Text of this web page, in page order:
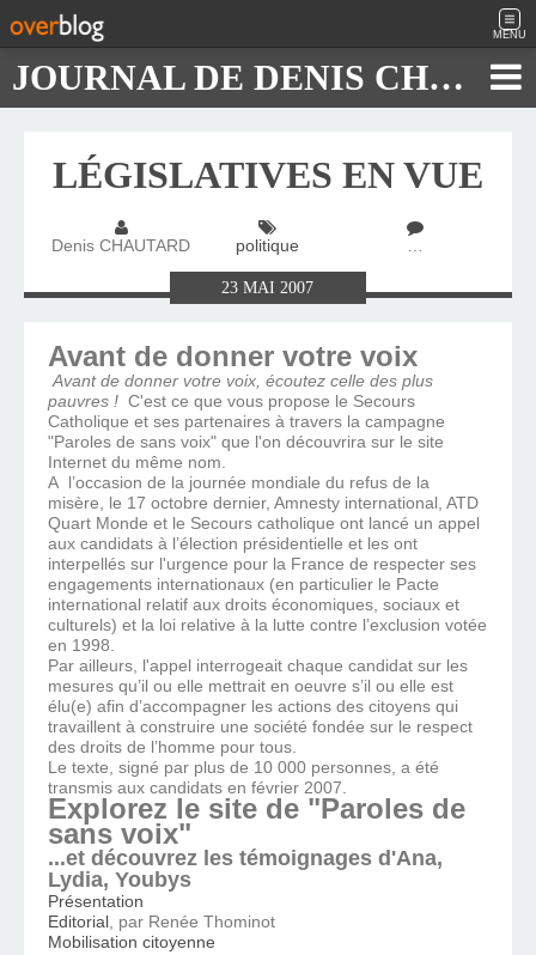
MENU
JOURNAL DE DENIS CHAUTARD
LÉGISLATIVES EN VUE
Denis CHAUTARD politique …
23MAI2007
Avant de donner votre voix
Avant de donner votre voix, écoutez celle des plus
pauvres ! C'est ce que vous propose le Secours
Catholique et ses partenaires à travers la campagne
"Paroles de sans voix" que l'on découvrira sur le site
Internet du même nom.
A l’occasion de la journée mondiale du refus de la
misère, le 17 octobre dernier, Amnesty international, ATD
Quart Monde et le Secours catholique ont lancé un appel
aux candidats à l’élection présidentielle et les ont
interpellés sur l'urgence pour la France de respecter ses
engagements internationaux (en particulier le Pacte
international relatif aux droits économiques, sociaux et
culturels) et la loi relative à la lutte contre l’exclusion votée
en 1998.
Par ailleurs, l'appel interrogeait chaque candidat sur les
mesures qu’il ou elle mettrait en oeuvre s’il ou elle est
élu(e) afin d’accompagner les actions des citoyens qui
travaillent à construire une société fondée sur le respect
des droits de l’homme pour tous.
Le texte, signé par plus de 10 000 personnes, a été
transmis aux candidats en février 2007.
Explorez le site de "Paroles de
sans voix"
...et découvrez les témoignages d'Ana,
Lydia, Youbys
Présentation
Editorial, par Renée Thominot
Mobilisation citoyenne